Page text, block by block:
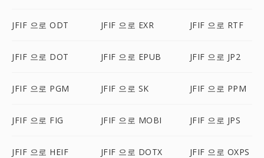
JFIF 으로 ODT JFIF 으로 EXR JFIF 으로 RTF
JFIF 으로 DOT JFIF 으로 EPUB JFIF 으로 JP2
JFIF 으로 PGM JFIF 으로 SK JFIF 으로 PPM
JFIF 으로 FIG JFIF 으로 MOBI JFIF 으로 JPS
JFIF 으로 HEIF JFIF 으로 DOTX JFIF 으로 OXPS